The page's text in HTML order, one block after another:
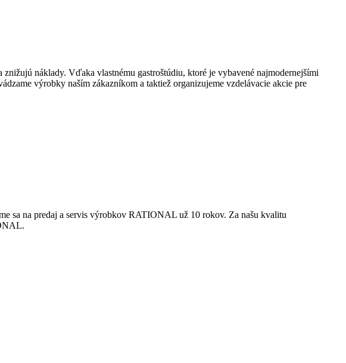
náklady. Vďaka vlastnému gastroštúdiu, ktoré je vybavené najmodernejšími
výrobky naším zákazníkom a taktiež organizujeme vzdelávacie akcie pre
sa na predaj a servis výrobkov RATIONAL už 10 rokov. Za našu kvalitu